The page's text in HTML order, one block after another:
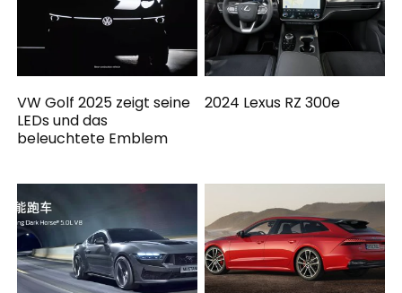
VW Golf 2025 zeigt seine
LEDs und das
beleuchtete Emblem
2024 Lexus RZ 300e